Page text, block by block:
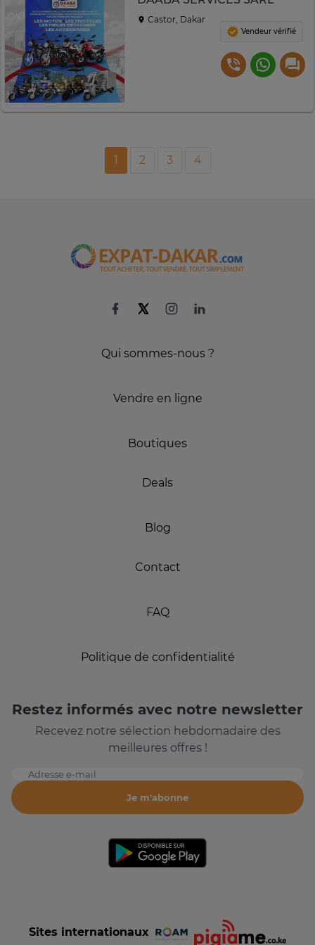
Castor, Dakar
Vendeur vérifié
1 2 3 4
Qui sommes-nous ?
Vendre en ligne
Boutiques
Deals
Blog
Contact
FAQ
Politique de confidentialité
Restez informés avec notre newsletter
Recevez notre sélection hebdomadaire des
meilleures offres !
Adresse e-mail
Je m'abonne
Sites internationaux